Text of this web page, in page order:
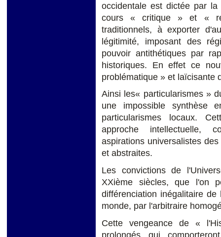
occidentale est dictée par
cours « critique » et «
traditionnels, à exporter
légitimité, imposant des
pouvoir antithétiques par
historiques. En effet ce
problématique » et laïcisante
Ainsi les« particularismes »
une impossible synthèse
particularismes locaux.
approche intellectuelle,
aspirations universalistes
et abstraites.
Les convictions de
XXième siècles, que l'on
différenciation inégalitaire
monde, par l'arbitraire
Cette vengeance de «
prolongés qui